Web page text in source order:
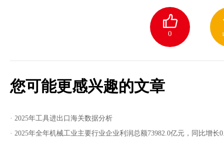
0
您可能更感兴趣的文章
· 2025年工具进出口海关数据分析
· 2025年全年机械工业主要行业企业利润总额73982.0亿元，同比增长